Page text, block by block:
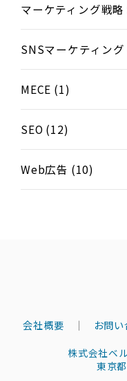
マーケティング戦
SNSマーケティン
MECE (1)
SEO (12)
Web広告 (10)
会社概要 お問
株式会社ベ
東京